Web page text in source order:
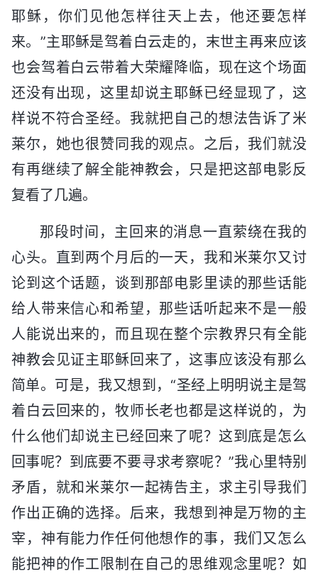
耶稣，你们见他怎样往天上去，他还要怎样
来。”主耶稣是驾着白云走的，末世主再来应该
也会驾着白云带着大荣耀降临，现在这个场面
还没有出现，这里却说主耶稣已经显现了，这
样说不符合圣经。我就把自己的想法告诉了米
莱尔，她也很赞同我的观点。之后，我们就没
有再继续了解全能神教会，只是把这部电影反
复看了几遍。
那段时间，主回来的消息一直萦绕在我的
心头。直到两个月后的一天，我和米莱尔又讨
论到这个话题，谈到那部电影里读的那些话能
给人带来信心和希望，那些话听起来不是一般
人能说出来的，而且现在整个宗教界只有全能
神教会见证主耶稣回来了，这事应该没有那么
简单。可是，我又想到，“圣经上明明说主是驾
着白云回来的，牧师长老也都是这样说的，为
什么他们却说主已经回来了呢？这到底是怎么
回事呢？到底要不要寻求考察呢？”我心里特别
矛盾，就和米莱尔一起祷告主，求主引导我们
作出正确的选择。后来，我想到神是万物的主
宰，神有能力作任何他想作的事，我们又怎么
能把神的作工限制在自己的思维观念里呢？如